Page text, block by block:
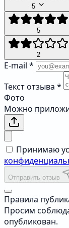
5
5
2
E-mail *
Текст отзыва *
Фото
Можно
Принимаю
Отправить отзыв
Правила
Просим
опубликован.